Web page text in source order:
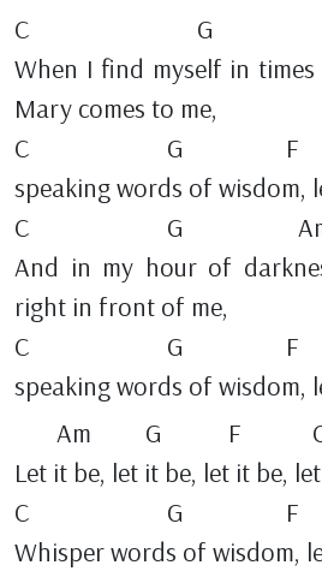
C G
When I find myself in
Mary comes to me,
C G F
speaking words of wisdom,
C G
And in my hour of
right in front of me,
C G F
speaking words of wisdom,
Am G F
Let it be, let it be, let it be,
C G F
Whisper words of wisdom,